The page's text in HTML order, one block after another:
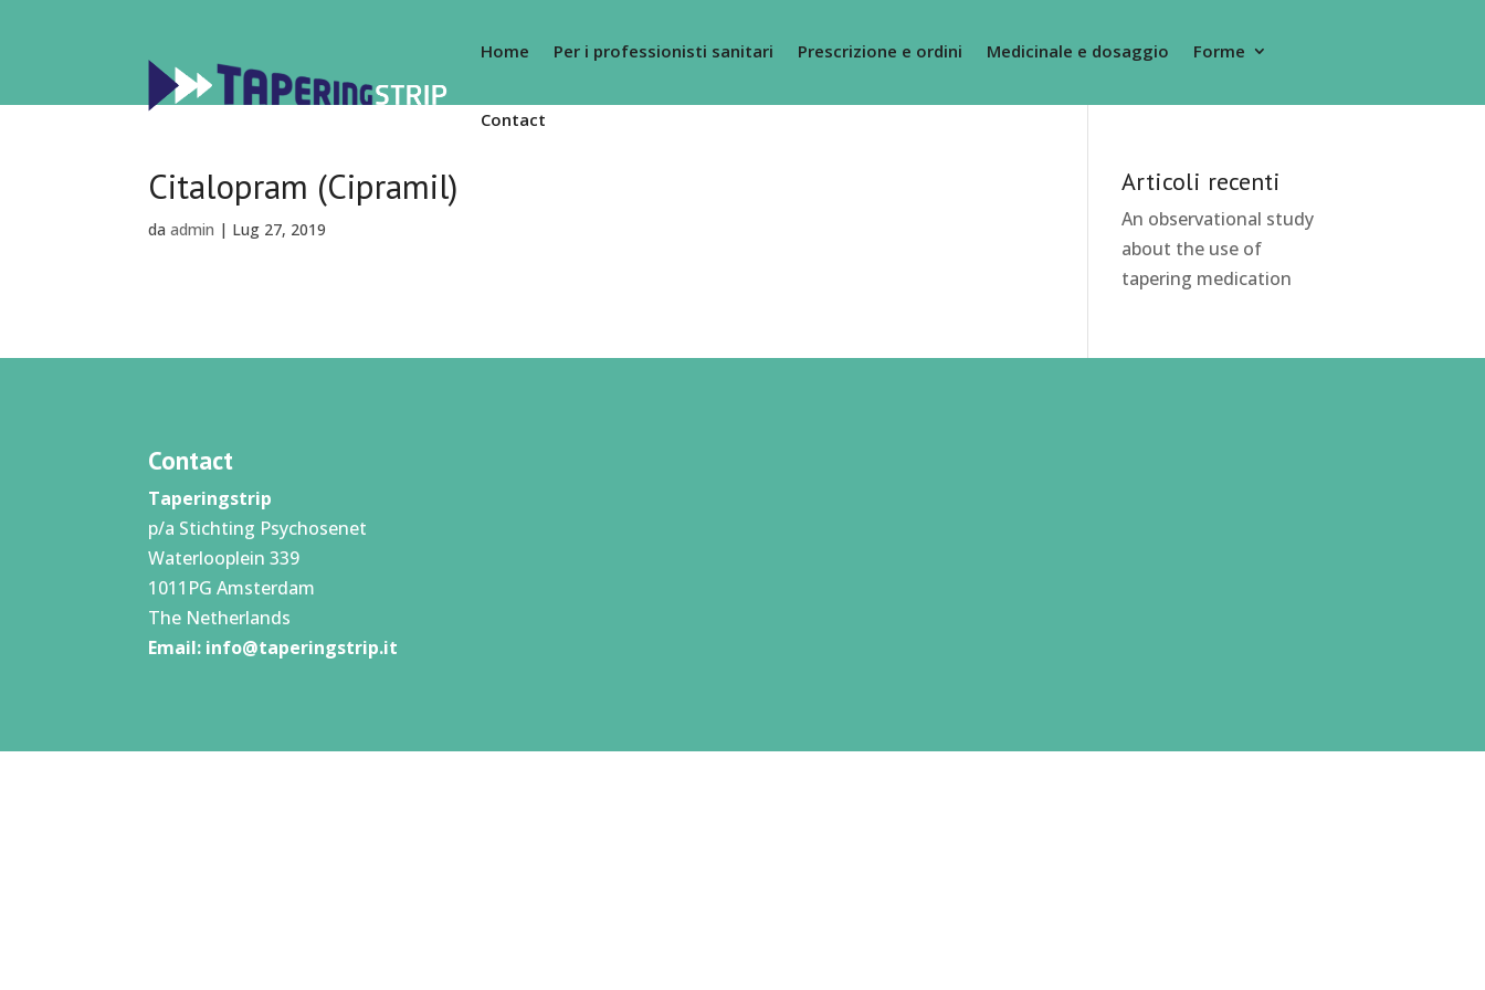
Home Per i professionisti sanitari Prescrizione e ordini Medicinale e dosaggio Forme
Contact
Citalopram (Cipramil)
daadmin | Lug 27, 2019
Articoli recenti
An observational study
about the use of
tapering medication
Contact
Taperingstrip
p/a Stichting Psychosenet
Waterlooplein 339
1011PG Amsterdam
The Netherlands
Email: info@taperingstrip.it